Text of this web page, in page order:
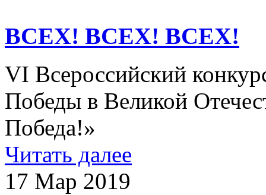
ВСЕХ! ВСЕХ! ВСЕХ!
VI Всероссийский
Победы в Великой
Победа!»
Читать далее
17 Мар 2019